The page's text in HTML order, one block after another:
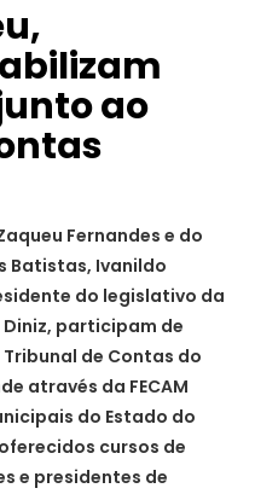
ao
Fernandes e do
Batistas, Ivanildo
do legislativo da
participam de
de Contas do
através da FECAM
do Estado do
cursos de
e presidentes de